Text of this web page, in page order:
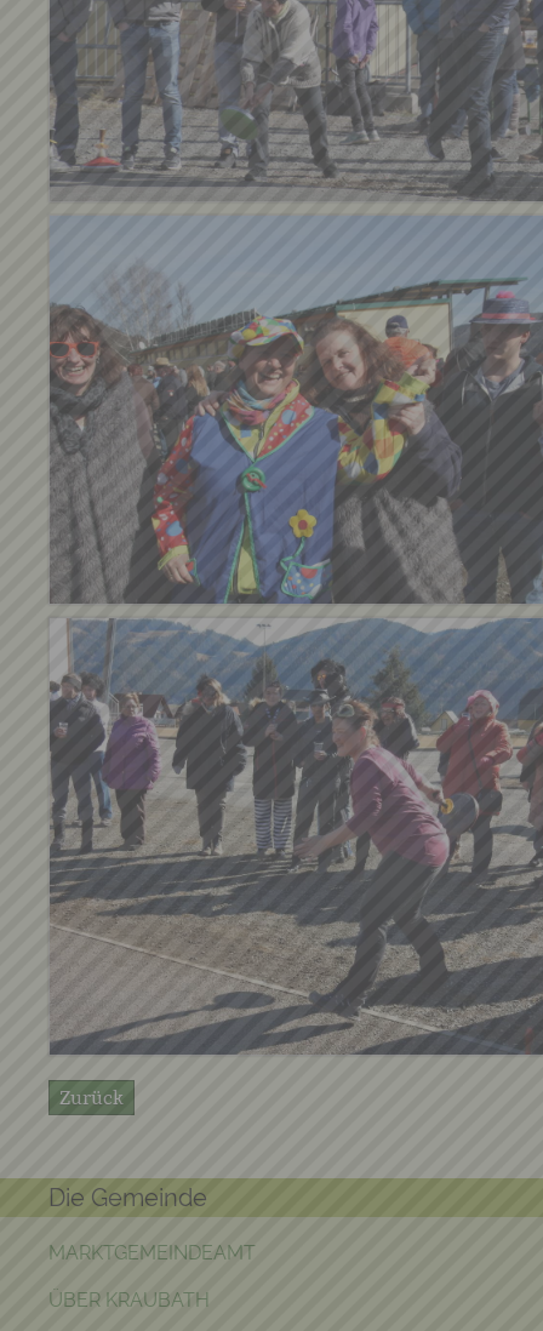
Zurück
Die Gemeinde
MARKTGEMEINDEAMT
ÜBER KRAUBATH